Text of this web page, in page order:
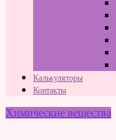
Калькуляторы
Контакты
Химические вещества